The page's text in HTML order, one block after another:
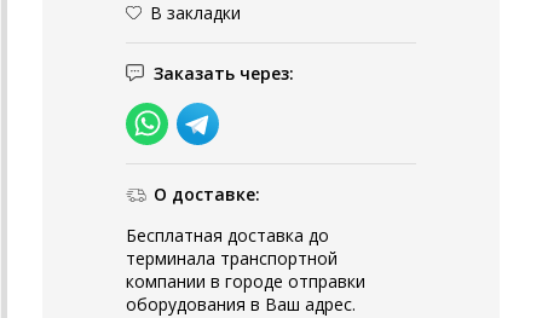
В закладки
Заказать через:
О доставке:
Бесплатная доставка до
терминала транспортной
компании в городе отправки
оборудования в Ваш адрес.